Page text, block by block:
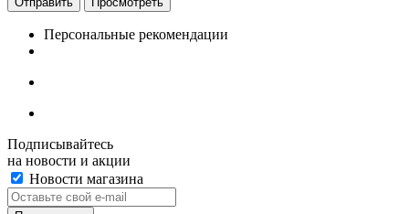
Персональные рекомендации
Подписывайтесь
на новости и акции
Новости магазина